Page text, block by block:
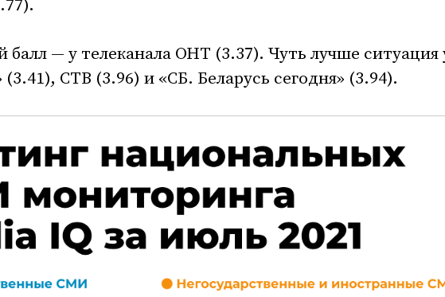
— у телеканала ОНТ (3.37). Чуть лучше ситуация
(3.41), СТВ (3.96) и «СБ. Беларусь сегодня» (3.94).